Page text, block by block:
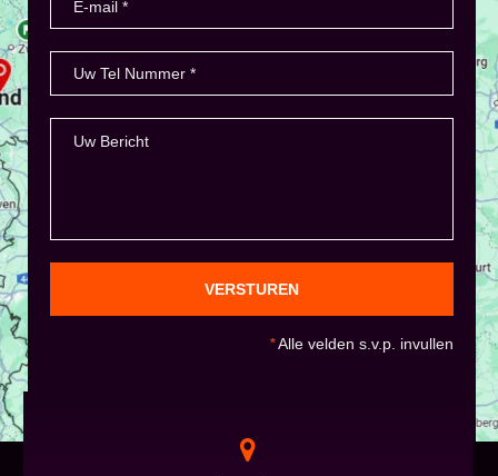
VERSTUREN
*Alle velden s.v.p. invullen